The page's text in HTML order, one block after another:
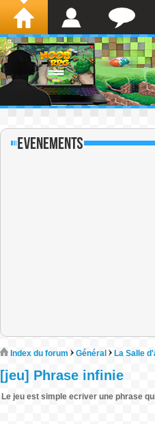
Index du forum Général La Salle
[jeu] Phrase infinie
Le jeu est simple ecriver une phrase